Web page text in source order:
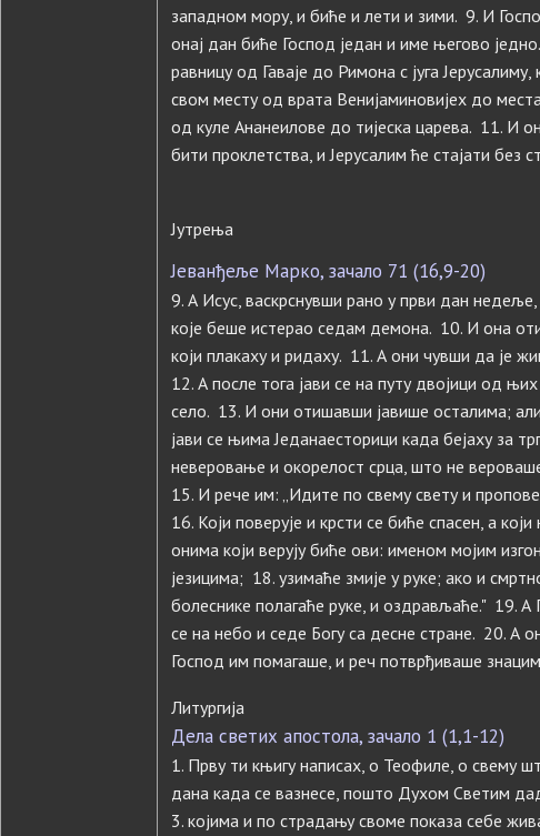
западном мору, и биће и лети и зими. 9. И
онај дан биће Господ један и име његово
равницу од Гаваје до Римона с југа
свом месту од врата Венијаминовијех до
од куле Ананеилове до тијеска царева. 11. И
бити проклетства, и Јерусалим ће стајати без
Јутрења
Јеванђеље Марко, зачало 71 (16,9-20)
9. А Исус, васкрснувши рано у први дан
које беше истерао седам демона. 10. И она
који плакаху и ридаху. 11. А они чувши да је
12. А после тога јави се на путу двојици од
село. 13. И они отишавши јавише осталима;
јави се њима Једанаесторици када бејаху за
неверовање и окорелост срца, што не
15. И рече им: „Идите по свему свету и
16. Који поверује и крсти се биће спасен, а
онима који верују биће ови: именом мојим
језицима; 18. узимаће змије у руке; ако и
болеснике полагаће руке, и оздрављаће." 19.
се на небо и седе Богу са десне стране. 20. А
Господ им помагаше, и реч потврђиваше
Литургија
Дела светих апостола, зачало 1 (1,1-12)
1. Прву ти књигу написах, о Теофиле, о свему
дана када се вазнесе, пошто Духом Светим
3. којима и по страдању своме показа себе